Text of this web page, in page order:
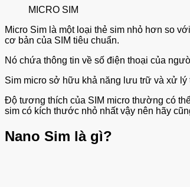
MICRO SIM
Micro Sim là một loại thẻ sim nhỏ hơn so
cơ bản của SIM tiêu chuẩn.
Nó chứa thông tin về số điện thoại của
Sim micro sở hữu khả năng lưu trữ và xử
Độ tương thích của SIM micro thường có
sim có kích thước nhỏ nhất vậy nên hãy
Nano Sim là gì?